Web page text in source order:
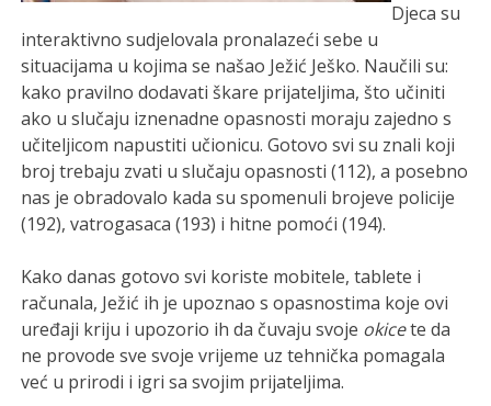
Djeca su
interaktivno sudjelovala pronalazeći sebe u
situacijama u kojima se našao Ježić Ješko. Naučili su:
kako pravilno dodavati škare prijateljima, što učiniti
ako u slučaju iznenadne opasnosti moraju zajedno s
učiteljicom napustiti učionicu. Gotovo svi su znali koji
broj trebaju zvati u slučaju opasnosti (112), a posebno
nas je obradovalo kada su spomenuli brojeve policije
(192), vatrogasaca (193) i hitne pomoći (194).
Kako danas gotovo svi koriste mobitele, tablete i
računala, Ježić ih je upoznao s opasnostima koje ovi
uređaji kriju i upozorio ih da čuvaju svoje okicete da
ne provode sve svoje vrijeme uz tehnička pomagala
već u prirodi i igri sa svojim prijateljima.